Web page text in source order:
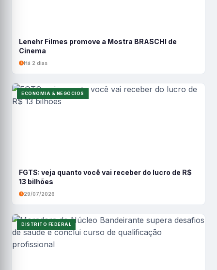
Lenehr Filmes promove a Mostra BRASCHI de
Cinema
Há 2 dias
ECONOMIA & NEGÓCIOS
FGTS: veja quanto você vai receber do lucro de R$
13 bilhões
29/07/2026
DISTRITO FEDERAL